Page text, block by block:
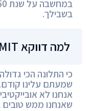
בשבילך.
למה דווקא SUMIT?
כי התלונה הכי
שמעתם עלינו קודם.
אנחנו לא
שאנחנו ממש